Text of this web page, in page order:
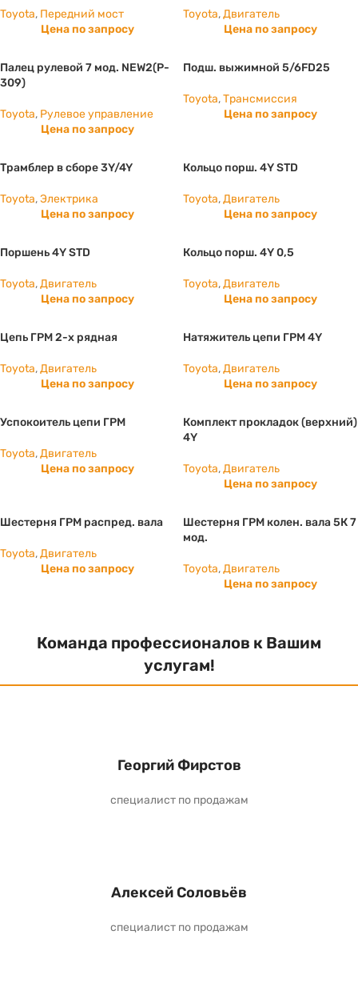
Toyota, Передний мост
Цена по запросу
Toyota,Двигатель
Цена по запросу
Палец рулевой 7 мод. NEW2(P-
309)
Toyota, Рулевое управление
Цена по запросу
Подш. выжимной 5/6FD25
Toyota,Трансмиссия
Цена по запросу
Трамблер в сборе 3Y/4Y
Toyota,Электрика
Цена по запросу
Кольцо порш. 4Y STD
Toyota,Двигатель
Цена по запросу
Поршень 4Y STD
Toyota,Двигатель
Цена по запросу
Кольцо порш. 4Y 0,5
Toyota,Двигатель
Цена по запросу
Цепь ГРМ 2-х рядная
Toyota,Двигатель
Цена по запросу
Натяжитель цепи ГРМ 4Y
Toyota,Двигатель
Цена по запросу
Успокоитель цепи ГРМ
Toyota,Двигатель
Цена по запросу
Комплект прокладок (верхний)
4Y
Toyota,Двигатель
Цена по запросу
Шестерня ГРМ распред. вала
Toyota,Двигатель
Цена по запросу
Шестерня ГРМ колен. вала 5К 7
мод.
Toyota,Двигатель
Цена по запросу
Команда профессионалов к Вашим
услугам!
Георгий Фирстов
специалист по продажам
Алексей Соловьёв
специалист по продажам